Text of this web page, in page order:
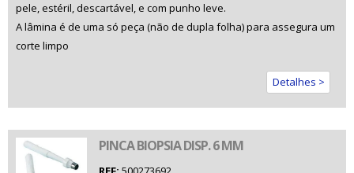
pele, estéril, descartável, e com punho leve.
A lâmina é de uma só peça (não de dupla folha) para assegura um
corte limpo
Detalhes >
PINCA BIOPSIA DISP. 6 MM